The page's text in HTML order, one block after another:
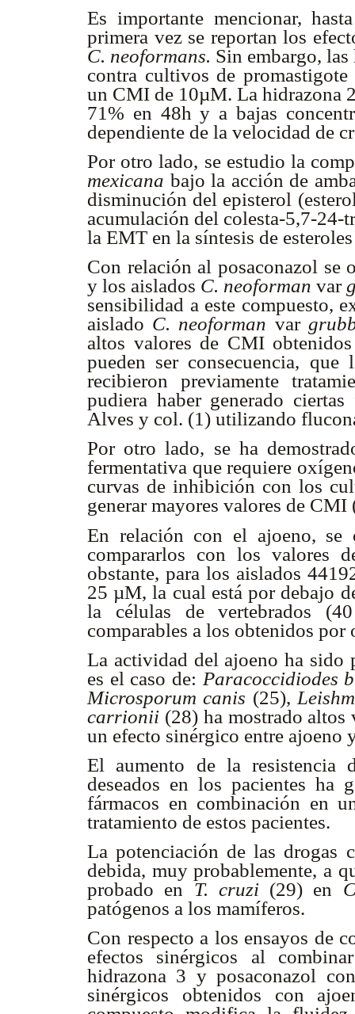
Es importante mencionar,
primera vez se reportan los
C. neoformans. Sin embargo,
contra cultivos de
un CMI de 10µM. La hidrazona
71% en 48h y a bajas
dependiente de la velocidad de
Por otro lado, se estudio la
mexicana bajo la acción de
disminución del episterol
acumulación del colesta-5,7-24-
la EMT en la síntesis de
Con relación al posaconazol se
y los aislados C. neoforman var
sensibilidad a este compuesto,
aislado C. neoforman var
altos valores de CMI
pueden ser consecuencia,
recibieron previamente
pudiera haber generado
Alves y col. (1) utilizando
Por otro lado, se ha
fermentativa que requiere
curvas de inhibición con los
generar mayores valores de CMI
En relación con el ajoeno, se
compararlos con los valores
obstante, para los aislados
25 µM, la cual está por debajo
la células de vertebrados
comparables a los obtenidos por
La actividad del ajoeno ha sido
es el caso de: Paracoccidiodes
Microsporum canis (25),
carrionii (28) ha mostrado
un efecto sinérgico entre ajoeno
El aumento de la resistencia
deseados en los pacientes ha
fármacos en combinación en
tratamiento de estos pacientes.
La potenciación de las drogas
debida, muy probablemente, a
probado en T. cruzi (29) en
patógenos a los mamíferos.
Con respecto a los ensayos de
efectos sinérgicos al
hidrazona 3 y posaconazol
sinérgicos obtenidos con